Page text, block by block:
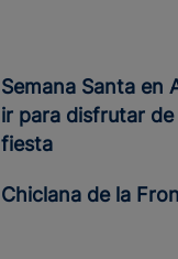
Semana Santa en Andalucía: dónde
ir para disfrutar de
fiesta
Chiclana de la